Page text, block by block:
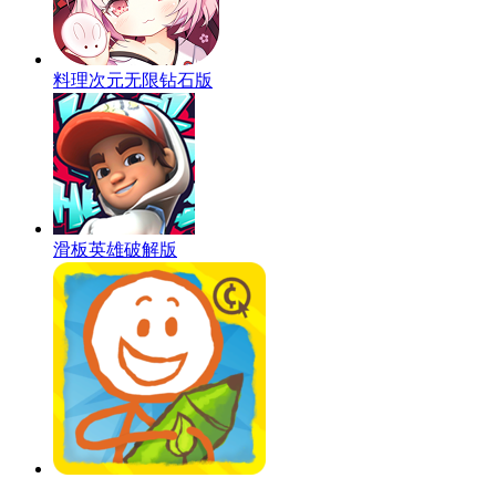
料理次元无限钻石版
滑板英雄破解版